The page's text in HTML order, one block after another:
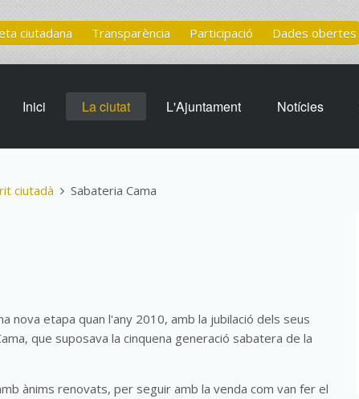
ciutadana Transparència Participació Dades obertes
Inici La ciutat L'Ajuntament Notícies
ciutadà Sabateria Cama
nova etapa quan l'any 2010, amb la jubilació dels seus
que suposava la cinquena generació sabatera de la
ànims renovats, per seguir amb la venda com van fer el